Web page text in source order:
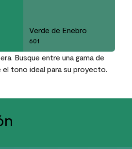
Verde de Enebro
601
Busque entre una gama de
tono ideal para su proyecto.